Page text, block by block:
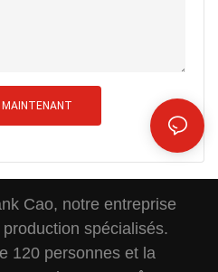
MAINTENANT
Cao, notre entreprise
spécialisés.
120 personnes et la